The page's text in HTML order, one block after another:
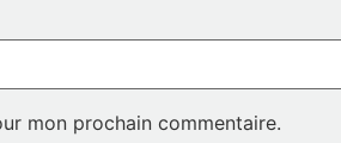
mon prochain commentaire.